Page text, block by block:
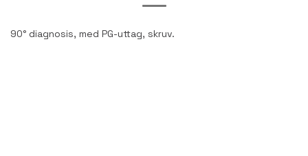
90° diagnosis, med PG-uttag, skruv.